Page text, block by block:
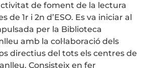
de foment de la lectura
de 1r i 2n d’ESO. Es va iniciar al
per la Biblioteca
amb la col·laboració dels
directius del tots els centres de
Consisteix en fer